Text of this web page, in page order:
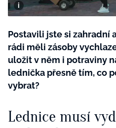
Tvoření
Rady a tipy
Extra
SVĚT
ROČNÍ
SADA
Postavili jste si zahradní
rádi měli zásoby
uložit v něm i potraviny
lednička přesně tím, co
vybrat?
Lednice musí